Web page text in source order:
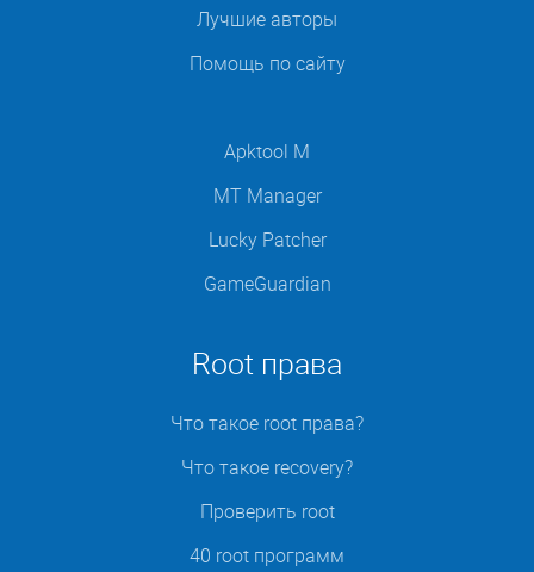
Лучшие авторы
Помощь по сайту
Apktool M
MT Manager
Lucky Patcher
GameGuardian
Root права
Что такое root права?
Что такое recovery?
Проверить root
40 root программ